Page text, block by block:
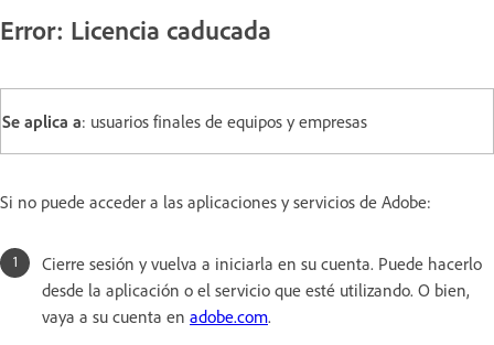
Error: Licencia caducada
Se aplica a: usuarios finales de equipos y empresas
Si no puede acceder a las aplicaciones y servicios de Adobe:
Cierre sesión y vuelva a iniciarla en su cuenta. Puede hacerlo
desde la aplicación o el servicio que esté utilizando. O bien,
vaya a su cuenta en adobe.com.